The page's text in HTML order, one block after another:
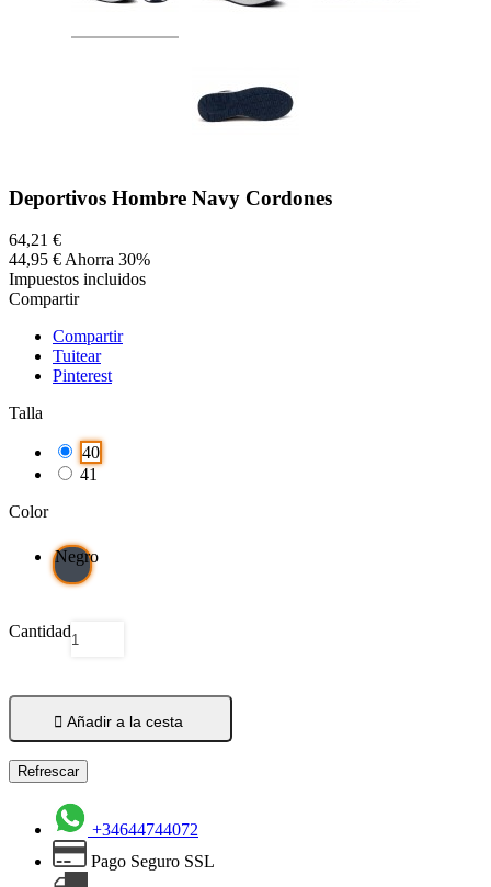
Deportivos Hombre Navy Cordones
64,21 €
44,95 €Ahorra 30%
Impuestos incluidos
Compartir
Compartir
Tuitear
Pinterest
Talla
40
41
Color
Negro
Cantidad
 Añadir a la cesta
+34644744072
Pago Seguro SSL